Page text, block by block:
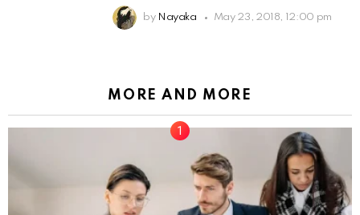
by Nayaka May 23, 2018, 12:00 pm
MORE AND MORE